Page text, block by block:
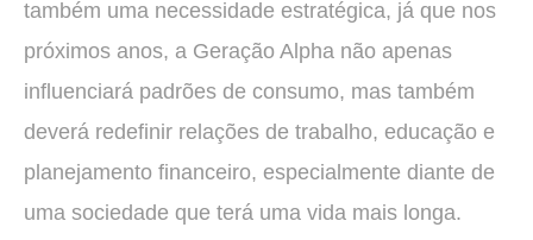
também uma necessidade estratégica, já que nos
próximos anos, a Geração Alpha não apenas
influenciará padrões de consumo, mas também
deverá redefinir relações de trabalho, educação e
planejamento financeiro, especialmente diante de
uma sociedade que terá uma vida mais longa.